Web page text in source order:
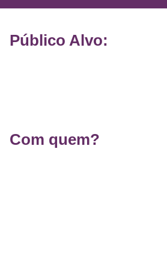
Público Alvo:
Com quem?